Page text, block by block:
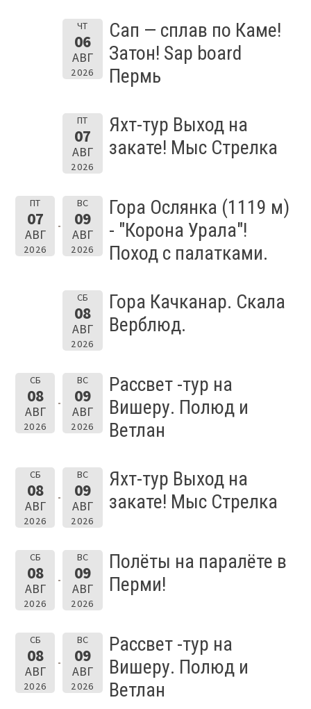
ЧТ
06
АВГ
2026
Сап — сплав по Каме!
Затон! Sap board
Пермь
ПТ
07
АВГ
2026
Яхт-тур Выход на
закате! Мыс Стрелка
ПТ
07
АВГ
2026
ВС
09
АВГ
2026
Гора Ослянка (1119 м)
- "Корона Урала"!
Поход с палатками.
СБ
08
АВГ
2026
Гора Качканар. Скала
Верблюд.
СБ
08
АВГ
2026
ВС
09
АВГ
2026
Рассвет -тур на
Вишеру. Полюд и
Ветлан
СБ
08
АВГ
2026
ВС
09
АВГ
2026
Яхт-тур Выход на
закате! Мыс Стрелка
СБ
08
АВГ
2026
ВС
09
АВГ
2026
Полёты на паралёте в
Перми!
СБ
08
АВГ
2026
ВС
09
АВГ
2026
Рассвет -тур на
Вишеру. Полюд и
Ветлан